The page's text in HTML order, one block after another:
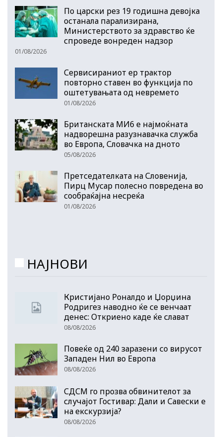
По царски рез 19 годишна девојка
останала парализирана,
Министерството за здравство ќе
спроведе вонреден надзор
01/08/2026
Сервисираниот ер трактор
повторно ставен во функција по
оштетувањата од невремето
01/08/2026
Британската МИ6 е најмоќната
надворешна разузнавачка служба
во Европа, Словачка на дното
05/08/2026
Претседателката на Словенија,
Пирц Мусар полесно повредена во
сообраќајна несреќа
01/08/2026
НАЈНОВИ
Кристијано Роналдо и Џорџина
Родригез наводно ќе се венчаат
денес: Откриено каде ќе слават
08/08/2026
Повеќе од 240 заразени со вирусот
Западен Нил во Европа
08/08/2026
СДСМ го прозва обвинителот за
случајот Гостивар: Дали и Савески е
на екскурзија?
08/08/2026